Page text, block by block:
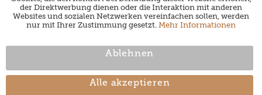
der Direktwerbung dienen oder die Interaktion mit anderen
Websites und sozialen Netzwerken vereinfachen sollen, werden
nur mit Ihrer Zustimmung gesetzt. Mehr Informationen
Ablehnen
Alle akzeptieren